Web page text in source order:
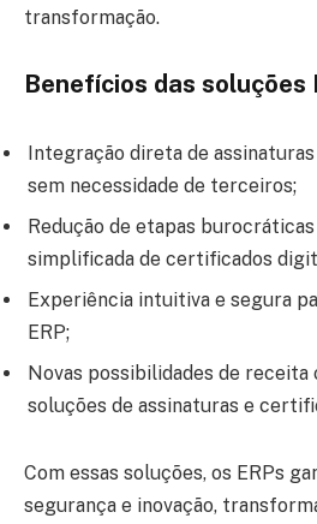
transformação.
Benefícios das soluções
Integração direta de
sem necessidade de terceiros;
Redução de etapas
simplificada de certificados
Experiência intuitiva e segura
ERP;
Novas possibilidades de receita
soluções de assinaturas e
Com essas soluções, os ERPs
segurança e inovação,